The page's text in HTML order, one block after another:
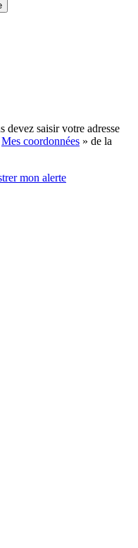
devez saisir votre adresse
Mes coordonnées » de la
mon alerte